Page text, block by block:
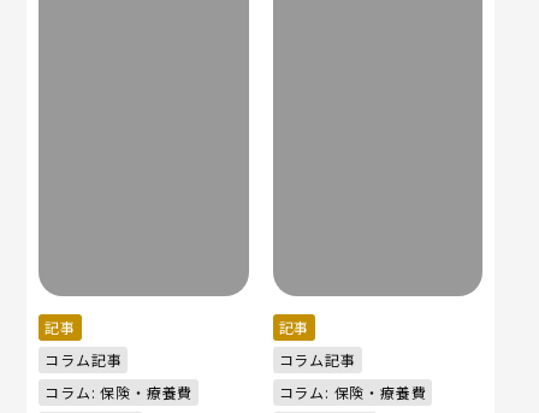
記事
コラム記事
コラム: 保険・療養費
記事
コラム記事
コラム: 保険・療養費